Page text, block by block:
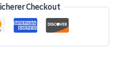
Checkout